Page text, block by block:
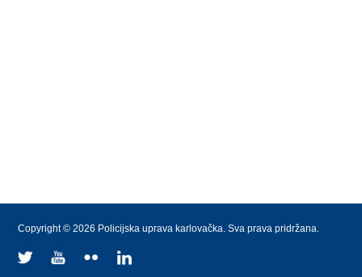
Copyright © 2026 Policijska uprava karlovačka. Sva prava pridržana.